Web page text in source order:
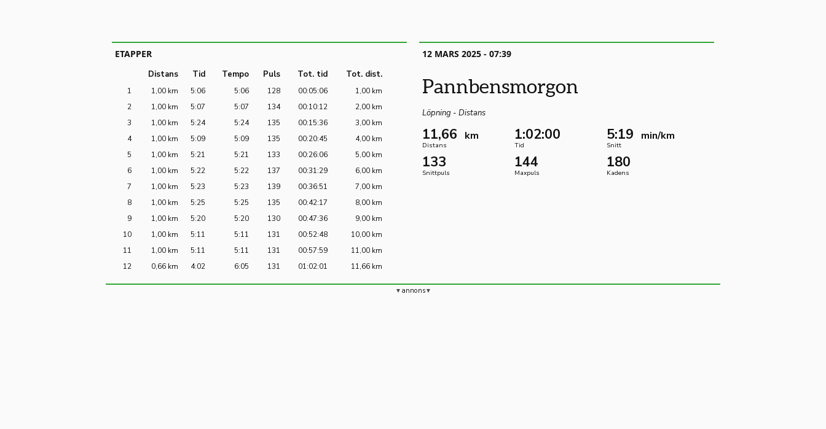
ETAPPER
Distans Tid Tempo Puls Tot. tid Tot. dist.
1 1,00 km 5:06 5:06 128 00:05:06
1,00 km
2
1,00 km 5:07 5:07 134 00:10:12
2,00 km
3
1,00 km 5:24 5:24 135 00:15:36
3,00 km
4
1,00 km 5:09 5:09 135 00:20:45
4,00 km
5
1,00 km 5:21 5:21 133 00:26:06
5,00 km
6
1,00 km 5:22 5:22 137 00:31:29
6,00 km
7
1,00 km 5:23 5:23 139 00:36:51
7,00 km
8
1,00 km 5:25 5:25 135 00:42:17
8,00 km
9
1,00 km 5:20 5:20 130 00:47:36
9,00 km
10
1,00 km 5:11 5:11 131 00:52:48
10,00 km
11
1,00 km 5:11 5:11 131 00:57:59
11,00 km
12
0,66 km 4:02 6:05 131 01:02:01 11,66 km
12 MARS 2025 - 07:39
Pannbensmorgon
Löpning - Distans
11,66 km
Distans
1:02:00
Tid
5:19 min/km
Snitt
133
Snittpuls
144
Maxpuls
180
Kadens
annons